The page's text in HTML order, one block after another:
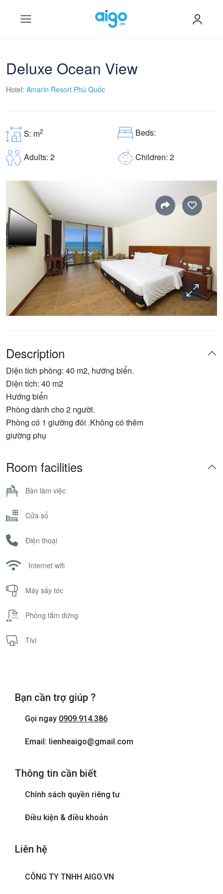
Deluxe Ocean View
Hotel: Amarin Resort Phú Quốc
S: m2 Beds:
Adults: 2 Children: 2
Description
Diện tích phòng: 40 m2, hướng biển.
Diện tích: 40 m2
Hướng biển
Phòng dành cho 2 người.
Phòng có 1 giường đôi .Không có thêm
giường phụ
Room facilities
Bàn làm việc
Cửa sổ
Điện thoại
Internet wifi
Máy sấy tóc
Phòng tắm đứng
Tivi
Bạn cần trợ giúp ?
Gọi ngay 0909.914.386
Email: lienheaigo@gmail.com
Thông tin cần biết
Chính sách quyền riêng tư
Điều kiện & điều khoản
Liên hệ
CÔNG TY TNHH AIGO.VN